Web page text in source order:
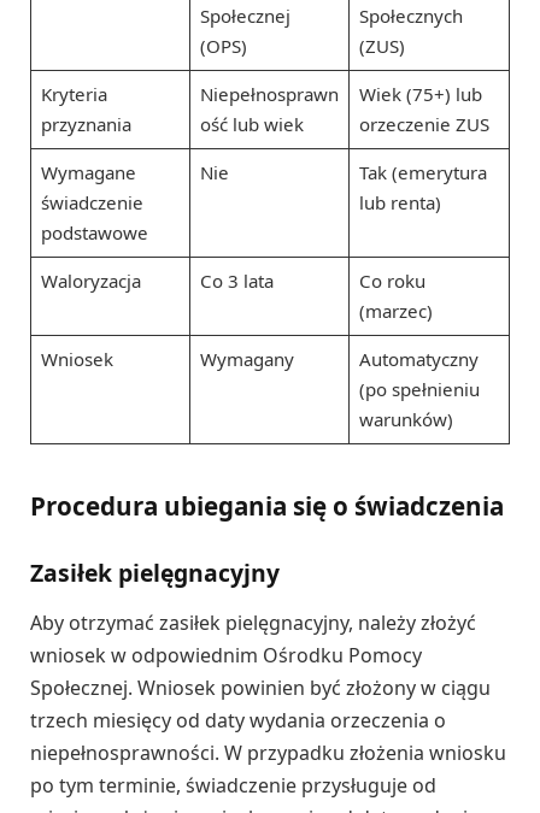
Społecznej
(OPS)
Społecznych
(ZUS)
Kryteria
przyznania
Niepełnosprawn
ość lub wiek
Wiek (75+) lub
orzeczenie ZUS
Wymagane
świadczenie
podstawowe
Nie
Tak (emerytura
lub renta)
Waloryzacja Co 3 lata
Co roku
(marzec)
Wniosek
Wymagany
Automatyczny
(po spełnieniu
warunków)
Procedura ubiegania się o świadczenia
Zasiłek pielęgnacyjny
Aby otrzymać zasiłek pielęgnacyjny, należy złożyć
wniosek w odpowiednim Ośrodku Pomocy
Społecznej. Wniosek powinien być złożony w ciągu
trzech miesięcy od daty wydania orzeczenia o
niepełnosprawności. W przypadku złożenia wniosku
po tym terminie, świadczenie przysługuje od